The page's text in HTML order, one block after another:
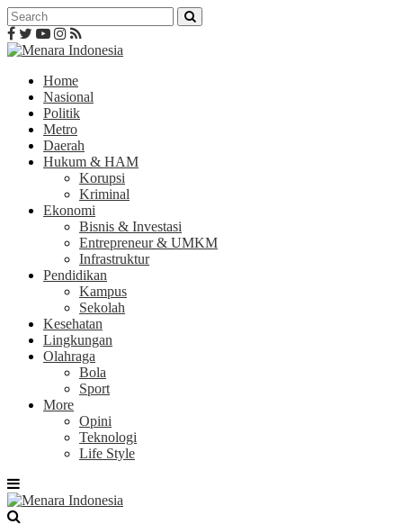
Home
Nasional
Politik
Metro
Daerah
Hukum & HAM
Korupsi
Kriminal
Ekonomi
Bisnis & Investasi
Entrepreneur & UMKM
Infrastruktur
Pendidikan
Kampus
Sekolah
Kesehatan
Lingkungan
Olahraga
Bola
Sport
More
Opini
Teknologi
Life Style